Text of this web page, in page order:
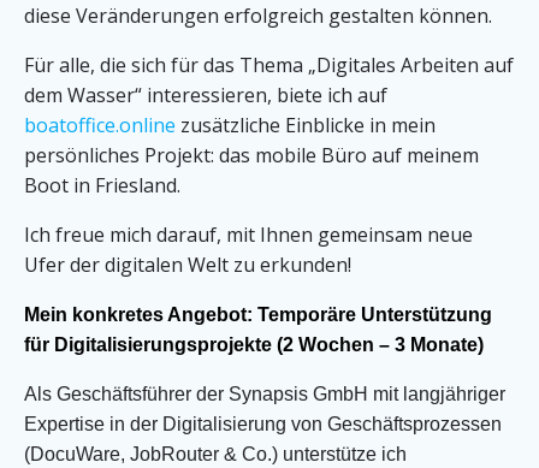
diese Veränderungen erfolgreich gestalten können.
Für alle, die sich für das Thema „Digitales Arbeiten auf
dem Wasser“ interessieren, biete ich auf
boatoffice.online zusätzliche Einblicke in mein
persönliches Projekt: das mobile Büro auf meinem
Boot in Friesland.
Ich freue mich darauf, mit Ihnen gemeinsam neue
Ufer der digitalen Welt zu erkunden!
Mein konkretes Angebot: Temporäre Unterstützung
für Digitalisierungsprojekte (2 Wochen – 3 Monate)
Als Geschäftsführer der Synapsis GmbH mit langjähriger
Expertise in der Digitalisierung von Geschäftsprozessen
(DocuWare, JobRouter & Co.) unterstütze ich